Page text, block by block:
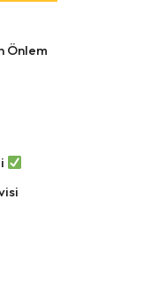
Önlem